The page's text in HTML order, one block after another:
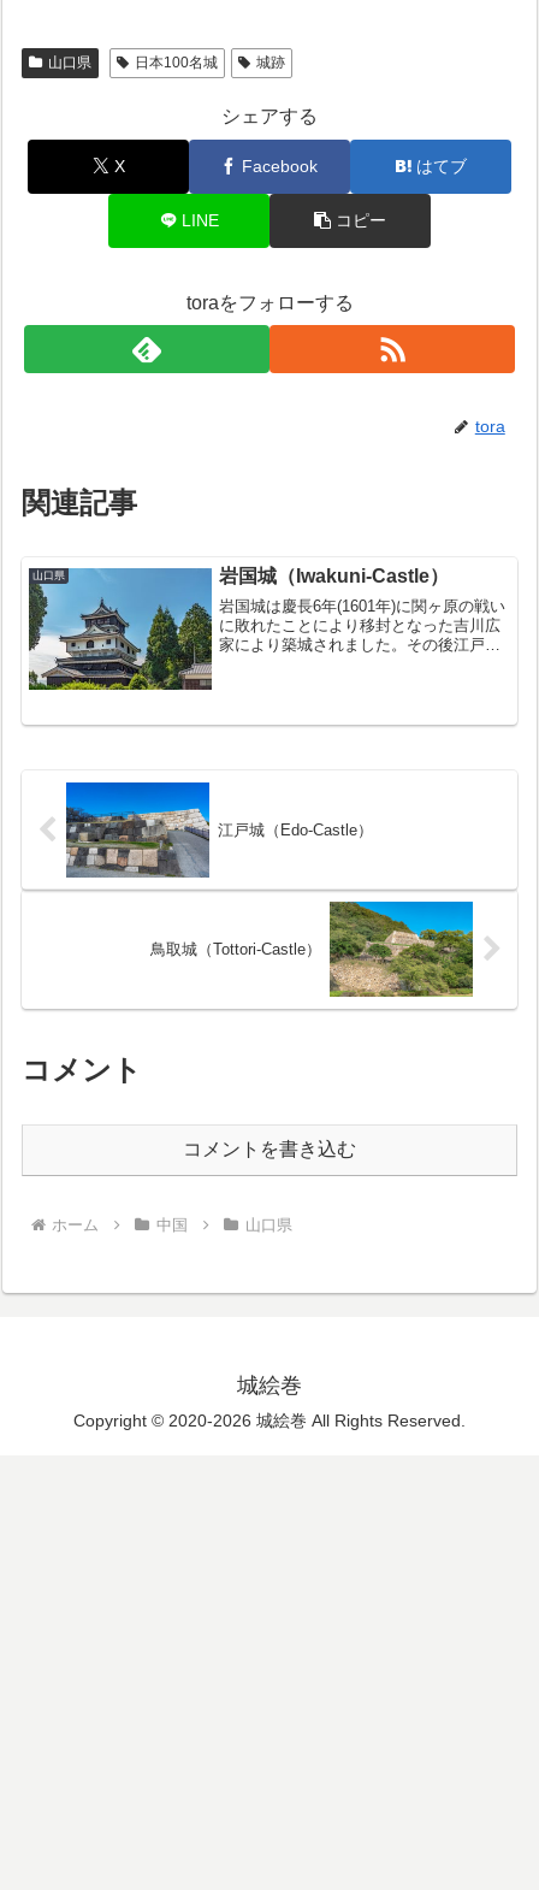
山口県 日本100名城 城跡
シェアする
X Facebook はてブ
LINE コピー
toraをフォローする
tora
関連記事
山口県 岩国城（Iwakuni-Castle）
岩国城は慶長6年(1601年)に関ヶ原の戦い
に敗れたことにより移封となった吉川広
家により築城されました。その後江戸幕
は、昭和...
江戸城（Edo-Castle）
鳥取城（Tottori-Castle）
コメント
コメントを書き込む
ホーム 中国 山口県
城絵巻
Copyright © 2020-2026 城絵巻 All Rights Reserved.